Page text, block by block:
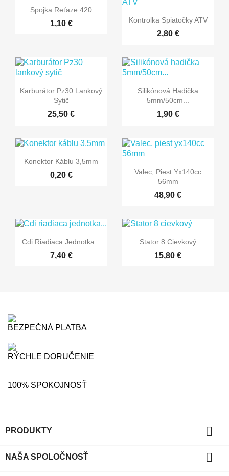
 Rýchly náhľad
Spojka Reťaze 420
1,10 €  Rýchly náhľad
Kontrolka Spiatočky ATV
2,80 €
 Rýchly náhľad
Karburátor Pz30 Lankový
Sytič
25,50 €
 Rýchly náhľad
Silikónová Hadička
5mm/50cm...
1,90 €
 Rýchly náhľad
Konektor Káblu 3,5mm
0,20 €  Rýchly náhľad
Valec, Piest Yx140cc
56mm
48,90 €
 Rýchly náhľad
Cdi Riadiaca Jednotka...
7,40 €
 Rýchly náhľad
Stator 8 Cievkový
15,80 €
BEZPEČNÁ PLATBA
RÝCHLE DORUČENIE
100% SPOKOJNOSŤ
PRODUKTY 
NAŠA SPOLOČNOSŤ 